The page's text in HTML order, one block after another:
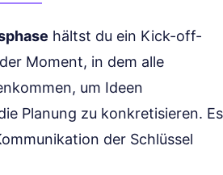
hältst du ein Kick-off-
Moment, in dem alle
um Ideen
Planung zu konkretisieren. Es
der Schlüssel